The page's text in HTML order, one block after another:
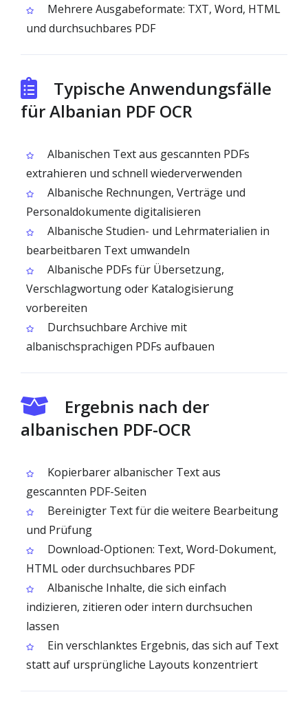
Mehrere Ausgabeformate: TXT, Word, HTML
und durchsuchbares PDF
Typische Anwendungsfälle
für Albanian PDF OCR
Albanischen Text aus gescannten PDFs
extrahieren und schnell wiederverwenden
Albanische Rechnungen, Verträge und
Personaldokumente digitalisieren
Albanische Studien- und Lehrmaterialien in
bearbeitbaren Text umwandeln
Albanische PDFs für Übersetzung,
Verschlagwortung oder Katalogisierung
vorbereiten
Durchsuchbare Archive mit
albanischsprachigen PDFs aufbauen
Ergebnis nach der
albanischen PDF-OCR
Kopierbarer albanischer Text aus
gescannten PDF-Seiten
Bereinigter Text für die weitere Bearbeitung
und Prüfung
Download-Optionen: Text, Word-Dokument,
HTML oder durchsuchbares PDF
Albanische Inhalte, die sich einfach
indizieren, zitieren oder intern durchsuchen
lassen
Ein verschlanktes Ergebnis, das sich auf Text
statt auf ursprüngliche Layouts konzentriert